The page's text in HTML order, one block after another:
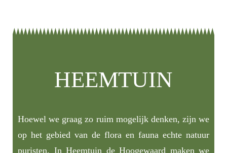
HEEMTUIN
Hoewel we graag zo ruim mogelijk denken, zijn we
op het gebied van de flora en fauna echte natuur
puristen. In Heemtuin de Hoogewaard maken we